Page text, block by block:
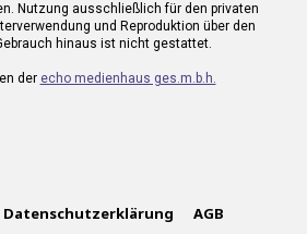
Nutzung ausschließlich für den privaten
und Reproduktion über den
hinaus ist nicht gestattet.
der echo medienhaus ges.m.b.h.
Datenschutzerklärung AGB